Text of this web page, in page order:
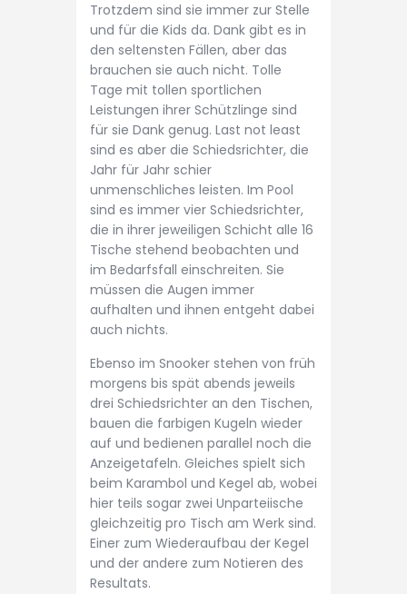
Trotzdem sind sie immer zur Stelle
und für die Kids da. Dank gibt es in
den seltensten Fällen, aber das
brauchen sie auch nicht. Tolle
Tage mit tollen sportlichen
Leistungen ihrer Schützlinge sind
für sie Dank genug. Last not least
sind es aber die Schiedsrichter, die
Jahr für Jahr schier
unmenschliches leisten. Im Pool
sind es immer vier Schiedsrichter,
die in ihrer jeweiligen Schicht alle 16
Tische stehend beobachten und
im Bedarfsfall einschreiten. Sie
müssen die Augen immer
aufhalten und ihnen entgeht dabei
auch nichts.
Ebenso im Snooker stehen von früh
morgens bis spät abends jeweils
drei Schiedsrichter an den Tischen,
bauen die farbigen Kugeln wieder
auf und bedienen parallel noch die
Anzeigetafeln. Gleiches spielt sich
beim Karambol und Kegel ab, wobei
hier teils sogar zwei Unparteiische
gleichzeitig pro Tisch am Werk sind.
Einer zum Wiederaufbau der Kegel
und der andere zum Notieren des
Resultats.